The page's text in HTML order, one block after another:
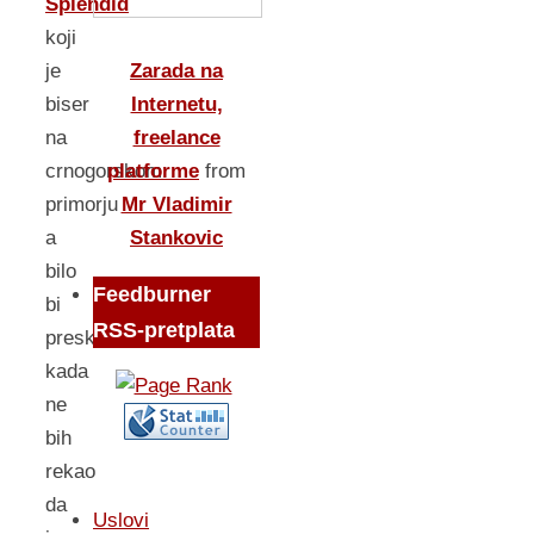
koji
je
biser
na
crnogorskom
primorju
a
bilo
bi
preskromno
kada
ne
bih
rekao
da
Zarada na
Internetu,
freelance
platforme from
Mr Vladimir
Stankovic
Feedburner
RSS-pretplata
Uslovi